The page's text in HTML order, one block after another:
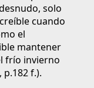
solo
cuando
el
mantener
frío invierno
p.182 f.).